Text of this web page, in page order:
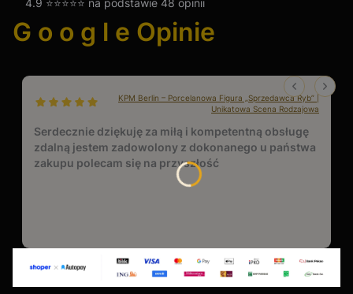
4.9 ⭐⭐⭐⭐⭐ na podstawie 48 opinii
G o o g l e Opinie
dał ocenę: 5
KPM Berlin – Porcelanowa Figura „Sprzedawca Ryb” |
Unikatowa Scena Rodzajowa
Serdecznie dziękuję za miłą i kompetentną obsługę
zdalną jestem zadowolony z dokonanego u państwa
zakupu polecam się na przyszłość